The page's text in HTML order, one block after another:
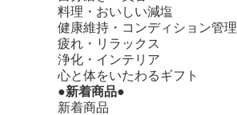
料理・おいしい減塩
健康維持・コンディション管理
疲れ・リラックス
浄化・インテリア
心と体をいたわるギフト
●新着商品●
新着商品